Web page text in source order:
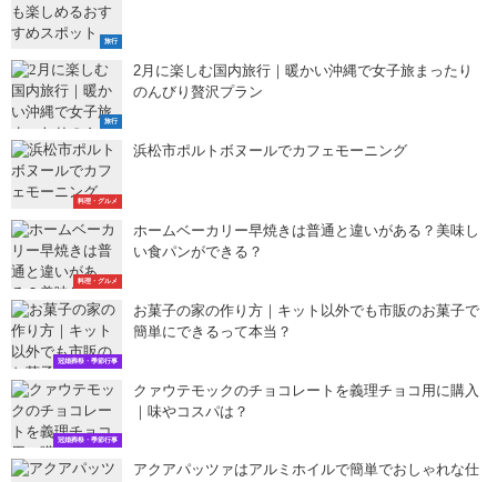
旅行
旅行
2月に楽しむ国内旅行｜暖かい沖縄で女子旅まったり
のんびり贅沢プラン
料理・グルメ
浜松市ポルトボヌールでカフェモーニング
料理・グルメ
ホームベーカリー早焼きは普通と違いがある？美味し
い食パンができる？
冠婚葬祭・季節行事
お菓子の家の作り方｜キット以外でも市販のお菓子で
簡単にできるって本当？
冠婚葬祭・季節行事
クァウテモックのチョコレートを義理チョコ用に購入
｜味やコスパは？
アクアパッツァはアルミホイルで簡単でおしゃれな仕